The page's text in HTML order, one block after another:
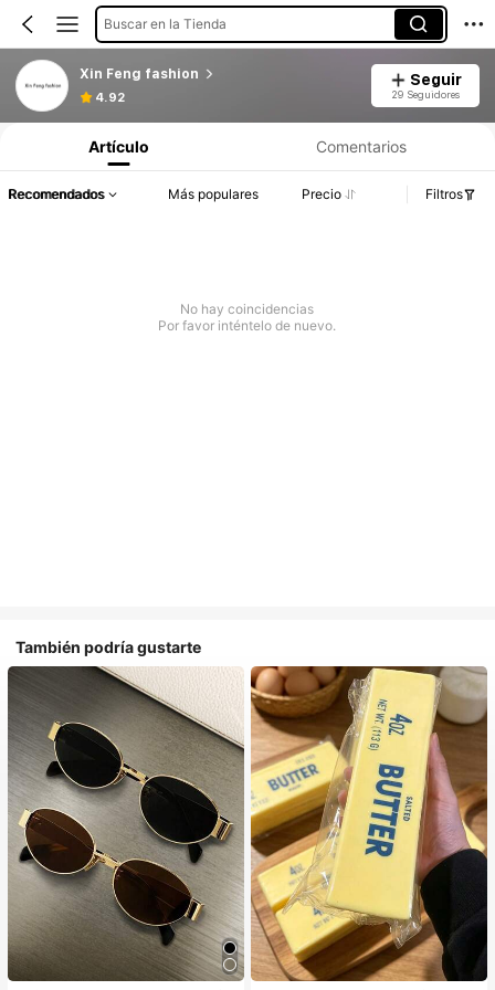
Buscar en la Tienda
Xin Feng fashion
4.92
Seguir
29 Seguidores
Artículo Comentarios
Recomendados Más populares Precio Filtros
No hay coincidencias
Por favor inténtelo de nuevo.
También podría gustarte